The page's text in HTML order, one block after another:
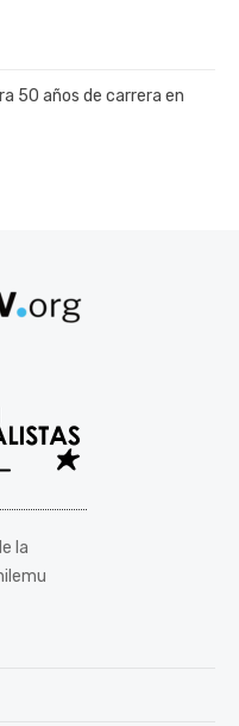
50 años de carrera en
la